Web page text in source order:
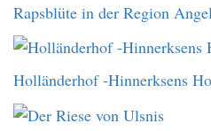
Rapsblüte in der Region
Holländerhof -Hinnerksens